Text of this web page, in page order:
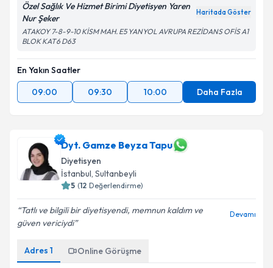
Özel Sağlık Ve Hizmet Birimi Diyetisyen Yaren
Nur Şeker
Haritada Göster
ATAKOY 7-8-9-10 KİSM MAH. E5 YANYOL AVRUPA REZİDANS OFİS A1
BLOK KAT6 D63
En Yakın Saatler
09:00
09:30 10:00 Daha Fazla
Dyt. Gamze Beyza Tapu
Diyetisyen
İstanbul, Sultanbeyli
5 (12 Değerlendirme)
Tatlı ve bilgili bir diyetisyendi, memnun kaldım ve
güven vericiydi
Devamı
Adres 1 Online Görüşme